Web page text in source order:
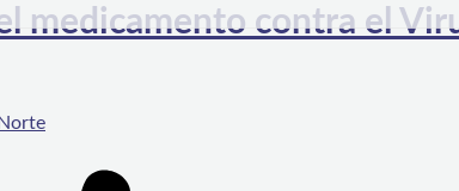
medicamento contra el